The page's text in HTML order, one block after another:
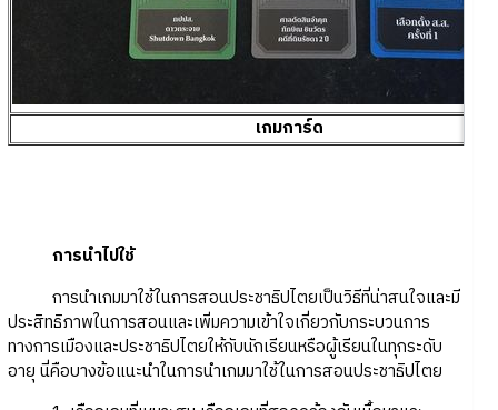
เกมการ์ด
การนำไปใช้
การนำเกมมาใช้ในการสอนประชาธิปไตยเป็นวิธีที่น่าสนใจและมี
ประสิทธิภาพในการสอนและเพิ่มความเข้าใจเกี่ยวกับกระบวนการ
ทางการเมืองและประชาธิปไตยให้กับนักเรียนหรือผู้เรียนในทุกระดับ
อายุ นี่คือบางข้อแนะนำในการนำเกมมาใช้ในการสอนประชาธิปไตย